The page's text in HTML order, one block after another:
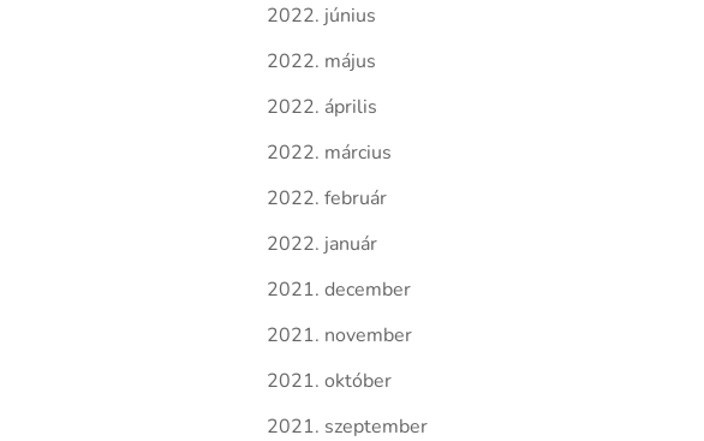
2022. június
2022. május
2022. április
2022. március
2022. február
2022. január
2021. december
2021. november
2021. október
2021. szeptember